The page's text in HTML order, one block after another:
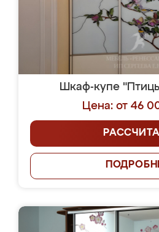
Шкаф-купе
Цена: от 46